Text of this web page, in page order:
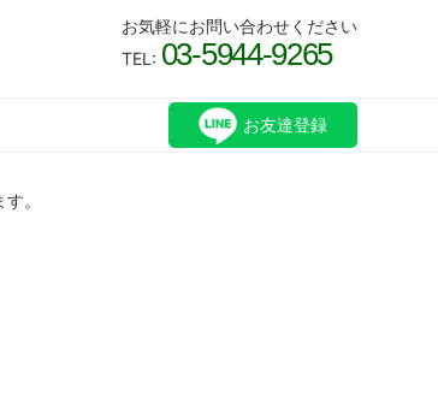
お気軽にお問い合わせください
TEL: 03-5944-9265
お友達登録
。